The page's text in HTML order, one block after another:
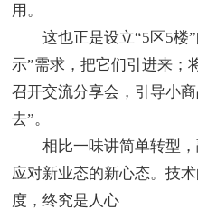
用。
这也正是设立“5区5楼”
示”需求，把它们引进来；
召开交流分享会，引导小
去”。
相比一味讲简单转型，
应对新业态的新心态。技
度，终究是人心